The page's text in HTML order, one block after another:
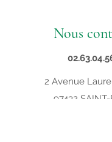
Nous
2 Avenue
97432 SAINT-